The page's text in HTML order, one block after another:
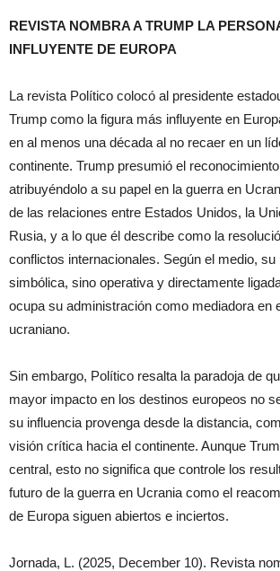
REVISTA NOMBRA A TRUMP LA
INFLUYENTE DE EUROPA
La revista Político colocó al presidente
Trump como la figura más influyente en
en al menos una década al no recaer en un
continente. Trump presumió el
atribuyéndolo a su papel en la guerra en
de las relaciones entre Estados Unidos, la
Rusia, y a lo que él describe como la
conflictos internacionales. Según el medio, su
simbólica, sino operativa y directamente
ocupa su administración como mediadora en
ucraniano.
Sin embargo, Político resalta la paradoja de
mayor impacto en los destinos europeos no
su influencia provenga desde la distancia,
visión crítica hacia el continente. Aunque
central, esto no significa que controle los
futuro de la guerra en Ucrania como el
de Europa siguen abiertos e inciertos.
Jornada, L. (2025, December 10). Revista